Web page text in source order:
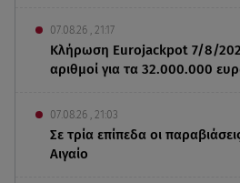
07.08.26 , 21:17
Κλήρωση Eurojackpot 7/8/
αριθμοί για τα 32.000.000
07.08.26 , 21:03
Σε τρία επίπεδα οι
Αιγαίο